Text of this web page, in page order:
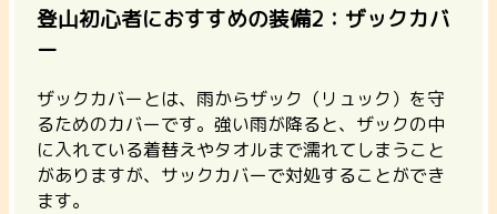
登山初心者におすすめの装備2：ザックカバ
ー
ザックカバーとは、雨からザック（リュック）を守
るためのカバーです。強い雨が降ると、ザックの中
に入れている着替えやタオルまで濡れてしまうこと
がありますが、サックカバーで対処することができ
ます。